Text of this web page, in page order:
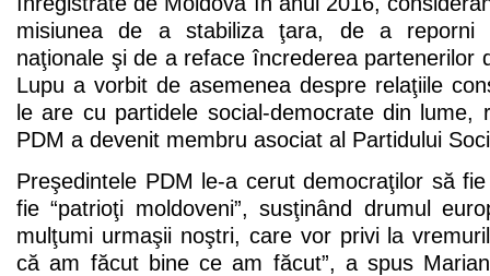
misiunea de a stabiliza ţara, de a reporni
naţionale şi de a reface încrederea partenerilor
Lupu a vorbit de asemenea despre relaţiile
le are cu partidele social-democrate din lume,
PDM a devenit membru asociat al Partidului
Preşedintele PDM le-a cerut democraţilor să
fie “patrioţi moldoveni”, susţinând drumul
mulţumi urmaşii noştri, care vor privi la
că am făcut bine ce am făcut”, a spus